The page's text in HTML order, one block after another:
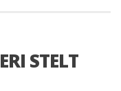
STELT